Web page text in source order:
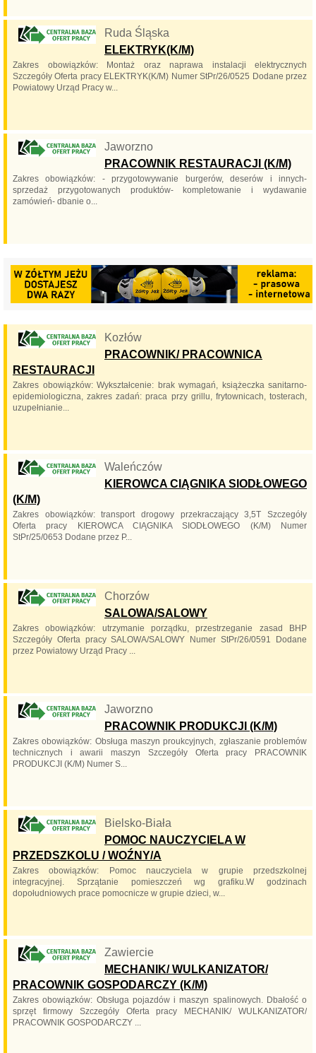
Ruda Śląska
ELEKTRYK(K/M)
Zakres obowiązków: Montaż oraz naprawa instalacji elektrycznych
Szczegóły Oferta pracy ELEKTRYK(K/M) Numer StPr/26/0525 Dodane przez
Powiatowy Urząd Pracy w...
Jaworzno
PRACOWNIK RESTAURACJI (K/M)
Zakres obowiązków: - przygotowywanie burgerów, deserów i innych-
sprzedaż przygotowanych produktów- kompletowanie i wydawanie
zamówień- dbanie o...
Kozłów
PRACOWNIK/ PRACOWNICA
RESTAURACJI
Zakres obowiązków: Wykształcenie: brak wymagań, książeczka sanitarno-
epidemiologiczna, zakres zadań: praca przy grillu, frytownicach, tosterach,
uzupełnianie...
Waleńczów
KIEROWCA CIĄGNIKA SIODŁOWEGO
(K/M)
Zakres obowiązków: transport drogowy przekraczający 3,5T Szczegóły
Oferta pracy KIEROWCA CIĄGNIKA SIODŁOWEGO (K/M) Numer
StPr/25/0653 Dodane przez P...
Chorzów
SALOWA/SALOWY
Zakres obowiązków: utrzymanie porządku, przestrzeganie zasad BHP
Szczegóły Oferta pracy SALOWA/SALOWY Numer StPr/26/0591 Dodane
przez Powiatowy Urząd Pracy ...
Jaworzno
PRACOWNIK PRODUKCJI (K/M)
Zakres obowiązków: Obsługa maszyn proukcyjnych, zgłaszanie problemów
technicznych i awarii maszyn Szczegóły Oferta pracy PRACOWNIK
PRODUKCJI (K/M) Numer S...
Bielsko-Biała
POMOC NAUCZYCIELA W
PRZEDSZKOLU / WOŹNY/A
Zakres obowiązków: Pomoc nauczyciela w grupie przedszkolnej
integracyjnej. Sprzątanie pomieszczeń wg grafiku.W godzinach
dopołudniowych prace pomocnicze w grupie dzieci, w...
Zawiercie
MECHANIK/ WULKANIZATOR/
PRACOWNIK GOSPODARCZY (K/M)
Zakres obowiązków: Obsługa pojazdów i maszyn spalinowych. Dbałość o
sprzęt firmowy Szczegóły Oferta pracy MECHANIK/ WULKANIZATOR/
PRACOWNIK GOSPODARCZY ...